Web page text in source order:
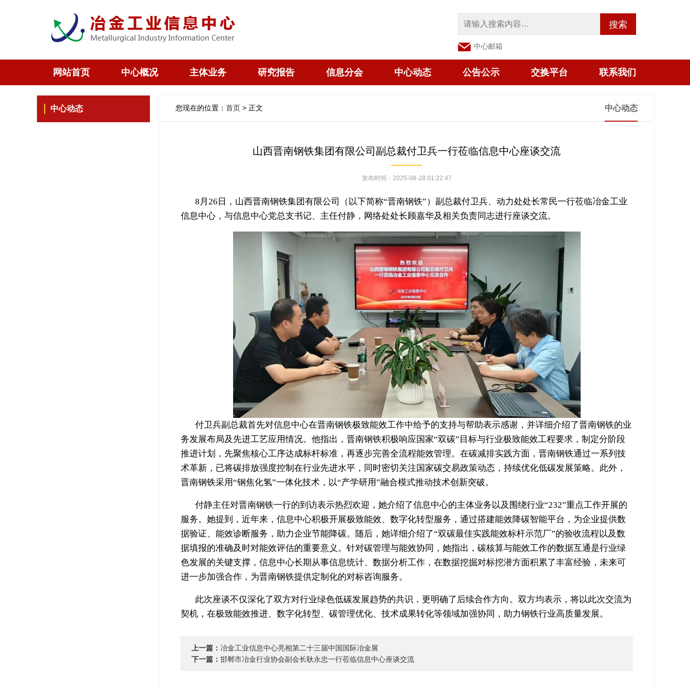
搜索
中心邮箱
网站首页 中心概况 主体业务 研究报告 信息分会 中心动态 公告公示 交换平台 联系我们
中心动态 您现在的位置： 首页 > 正文 中心动态
山西晋南钢铁集团有限公司副总裁付卫兵一行莅临信息中心座谈交流
发布时间：2025-08-28 01:22:47
8月26日，山西晋南钢铁集团有限公司（以下简称“晋南钢铁”）副总裁付卫兵、动力处处长常民一行莅临冶金工业
信息中心，与信息中心党总支书记、主任付静，网络处处长顾嘉华及相关负责同志进行座谈交流。
付卫兵副总裁首先对信息中心在晋南钢铁极致能效工作中给予的支持与帮助表示感谢，并详细介绍了晋南钢铁的业
务发展布局及先进工艺应用情况。他指出，晋南钢铁积极响应国家“双碳”目标与行业极致能效工程要求，制定分阶段
推进计划，先聚焦核心工序达成标杆标准，再逐步完善全流程能效管理。在碳减排实践方面，晋南钢铁通过一系列技
术革新，已将碳排放强度控制在行业先进水平，同时密切关注国家碳交易政策动态，持续优化低碳发展策略。此外，
晋南钢铁采用“钢焦化氢”一体化技术，以“产学研用”融合模式推动技术创新突破。
付静主任对晋南钢铁一行的到访表示热烈欢迎，她介绍了信息中心的主体业务以及围绕行业“232”重点工作开展的
服务。她提到，近年来，信息中心积极开展极致能效、数字化转型服务，通过搭建能效降碳智能平台，为企业提供数
据验证、能效诊断服务，助力企业节能降碳。随后，她详细介绍了“双碳最佳实践能效标杆示范厂”的验收流程以及数
据填报的准确及时对能效评估的重要意义。针对碳管理与能效协同，她指出，碳核算与能效工作的数据互通是行业绿
色发展的关键支撑，信息中心长期从事信息统计、数据分析工作，在数据挖掘对标挖潜方面积累了丰富经验，未来可
进一步加强合作，为晋南钢铁提供定制化的对标咨询服务。
此次座谈不仅深化了双方对行业绿色低碳发展趋势的共识，更明确了后续合作方向。双方均表示，将以此次交流为
契机，在极致能效推进、数字化转型、碳管理优化、技术成果转化等领域加强协同，助力钢铁行业高质量发展。
上一篇： 冶金工业信息中心亮相第二十三届中国国际冶金展
下一篇： 邯郸市冶金行业协会副会长耿永忠一行莅临信息中心座谈交流